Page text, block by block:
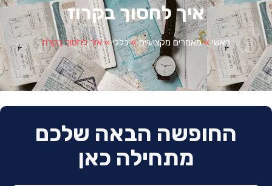
איך לחסוך בקרוז
ראשי »מאמרים מקצועיים»כללי»איך לחסוך בקרוז
החופשה הבאה שלכם
מתחילה כאן